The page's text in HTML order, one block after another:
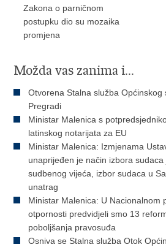
Zakona o parničnom
postupku dio su mozaika
promjena
Možda vas zanima i...
Otvorena Stalna služba Općinskog
Pregradi
Ministar Malenica s
latinskog notarijata za EU
Ministar Malenica: Izmjenama
unaprijeđen je način izbora
sudbenog vijeća, izbor sudaca u
unatrag
Ministar Malenica: U Nacionalnom
otpornosti predvidjeli smo 13
poboljšanja pravosuđa
Osniva se Stalna služba Otok